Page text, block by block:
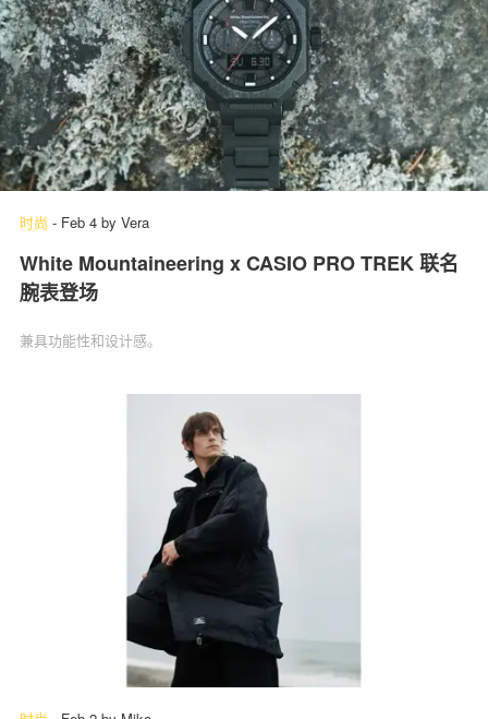
时尚 - Feb 4 by Vera
White Mountaineering x CASIO PRO TREK 联名
腕表登场
兼具功能性和设计感。